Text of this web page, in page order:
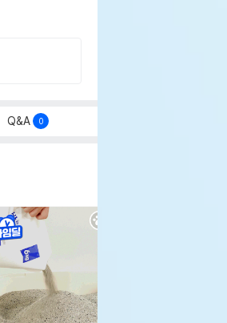
Q&A 0